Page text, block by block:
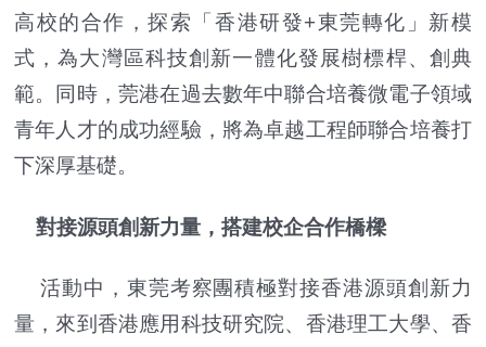
高校的合作，探索「香港研發+東莞轉化」新模
式，為大灣區科技創新一體化發展樹標桿、創典
範。同時，莞港在過去數年中聯合培養微電子領域
青年人才的成功經驗，將為卓越工程師聯合培養打
下深厚基礎。
對接源頭創新力量，搭建校企合作橋樑
活動中，東莞考察團積極對接香港源頭創新力
量，來到香港應用科技研究院、香港理工大學、香